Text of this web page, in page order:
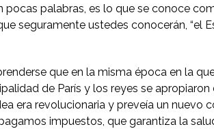
pocas palabras, es lo que se conoce
seguramente ustedes conocerán, “el
que en la misma época en la
de París y los reyes se
era revolucionaria y preveía un nuevo
impuestos, que garantiza la